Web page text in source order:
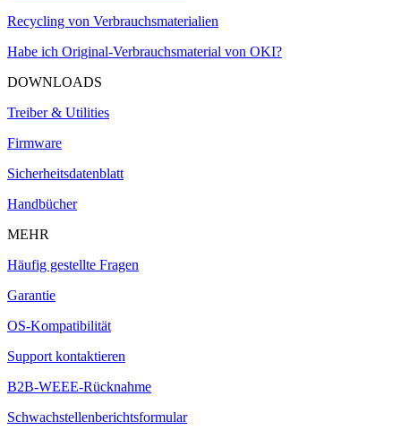
Recycling von Verbrauchsmaterialien
Habe ich Original-Verbrauchsmaterial von OKI?
DOWNLOADS
Treiber & Utilities
Firmware
Sicherheitsdatenblatt
Handbücher
MEHR
Häufig gestellte Fragen
Garantie
OS-Kompatibilität
Support kontaktieren
B2B-WEEE-Rücknahme
Schwachstellenberichtsformular